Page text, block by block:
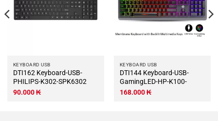
KEYBOARD USB
DTI162 Keyboard-USB-
PHILIPS-K302-SPK6302
90.000₭
KEYBOARD USB
DTI144 Keyboard-USB-
GamingLED-HP-K100-
168.000₭